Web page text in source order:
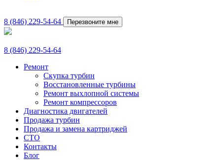
8 (846) 229-54-64 Перезвоните мне
8 (846) 229-54-64
Ремонт
Скупка турбин
Восстановленные турбины
Ремонт выхлопной системы
Ремонт компрессоров
Диагностика двигателей
Продажа турбин
Продажа и замена картриджей
СТО
Контакты
Блог